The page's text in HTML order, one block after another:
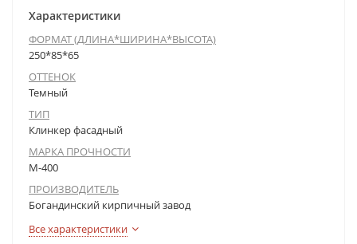
Характеристики
ФОРМАТ (ДЛИНА*ШИРИНА*ВЫСОТА)
250*85*65
ОТТЕНОК
Темный
ТИП
Клинкер фасадный
МАРКА ПРОЧНОСТИ
М-400
ПРОИЗВОДИТЕЛЬ
Богандинский кирпичный завод
Все характеристики